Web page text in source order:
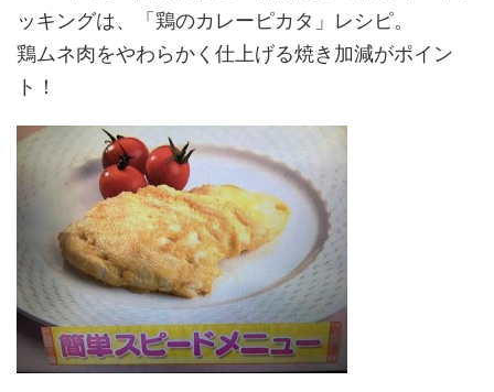
ッキングは、「鶏のカレーピカタ」レシピ。
鶏ムネ肉をやわらかく仕上げる焼き加減がポイン
ト！